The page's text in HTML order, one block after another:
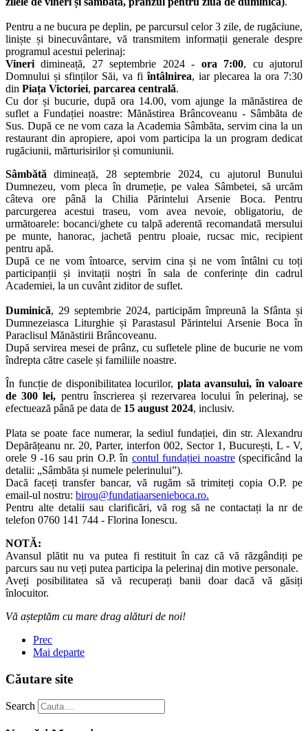
Pentru a ne bucura pe deplin, pe parcursul celor 3 zile, de rugăciune,
liniște și binecuvântare, vă transmitem informații generale despre
programul acestui pelerinaj:
Vineri dimineață, 27 septembrie 2024 - ora 7:00, cu ajutorul
Domnului și sfinților Săi, va fiîntâlnirea, iar plecarea la ora 7:30
din Piața Victoriei, parcarea centrală.
Cu dor și bucurie, după ora 14.00, vom ajunge la mănăstirea de
suflet a Fundației noastre: Mănăstirea Brâncoveanu - Sâmbăta de
Sus. După ce ne vom caza la Academia Sâmbăta, servim cina la un
restaurant din apropiere, apoi vom participa la un program dedicat
rugăciunii, mărturisirilor și comuniunii.
Sâmbătă dimineață, 28 septembrie 2024, cu ajutorul Bunului
Dumnezeu, vom pleca în drumeție, pe valea Sâmbetei, să urcăm
câteva ore până la Chilia Părintelui Arsenie Boca. Pentru
parcurgerea acestui traseu, vom avea nevoie, obligatoriu, de
următoarele: bocanci/ghete cu talpă aderentă recomandată mersului
pe munte, hanorac, jachetă pentru ploaie, rucsac mic, recipient
pentru apă.
După ce ne vom întoarce, servim cina și ne vom întâlni cu toți
participanții și invitații noștri în sala de conferințe din cadrul
Academiei, la un cuvânt ziditor de suflet.
Duminică, 29 septembrie 2024, participăm împreună la Sfânta și
Dumnezeiasca Liturghie și Parastasul Părintelui Arsenie Boca în
Paraclisul Mănăstirii Brâncoveanu.
După servirea mesei de prânz, cu sufletele pline de bucurie ne vom
îndrepta către casele și familiile noastre.
În funcție de disponibilitatea locurilor, plata avansului, în valoare
de 300 lei, pentru înscrierea și rezervarea locului în pelerinaj, se
efectuează până pe data de 15 august 2024, inclusiv.
Plata se poate face numerar, la sediul fundației, din str. Alexandru
Depărățeanu nr. 20, Parter, interfon 002, Sector 1, București, L - V,
orele 9 -16 sau prin O.P. în contul fundației noastre(specificând la
detalii: „Sâmbăta și numele pelerinului”).
Dacă faceți transfer bancar, vă rugăm să trimiteți copia O.P. pe
email-ul nostru: birou@fundatiaarsenieboca.ro.
Pentru alte detalii sau clarificări, vă rog să ne contactați la nr de
telefon 0760 141 744 - Florina Ionescu.
NOTĂ:
Avansul plătit nu va putea fi restituit în caz că vă răzgândiți pe
parcurs sau nu veți putea participa la pelerinaj din motive personale.
Aveți posibilitatea să vă recuperați banii doar dacă vă găsiți
înlocuitor.
Vă așteptăm cu mare drag alături de noi!
Prec
Mai departe
Căutare site
Search